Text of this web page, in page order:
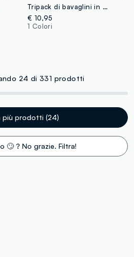
Tripack di bavaglini in misto cotone organico con stampa Winnie The Pooh
€ 10,95
1 Colori
24 di 331 prodotti
più prodotti (24)
🙄 ? No grazie. Filtra!